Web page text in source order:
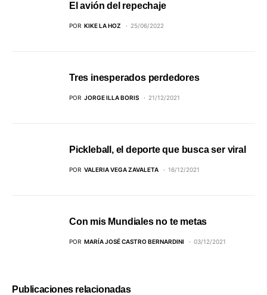
El avión del repechaje
POR KIKE LA HOZ 25/06/2022
Tres inesperados perdedores
POR JORGE ILLA BORIS 21/12/2021
Pickleball, el deporte que busca ser viral
POR VALERIA VEGA ZAVALETA 16/12/2021
Con mis Mundiales no te metas
POR MARÍA JOSÉ CASTRO BERNARDINI 03/12/2021
Publicaciones relacionadas